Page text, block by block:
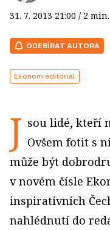
31. 7. 2013 21:00 / 2
ODEBÍRAT AUTORA
Ekonom editorial
J sou lidé, kteří
Ovšem fotit s
může být
v novém čísle
inspirativních
nahlédnutí do